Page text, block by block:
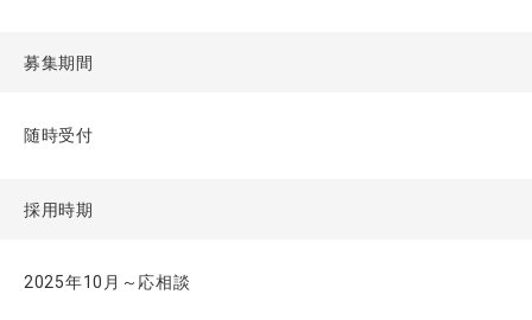
募集期間
随時受付
採用時期
2025年10月～応相談